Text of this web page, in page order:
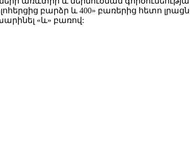
բարձր և 400» բառերից հետո
«և» բառով: